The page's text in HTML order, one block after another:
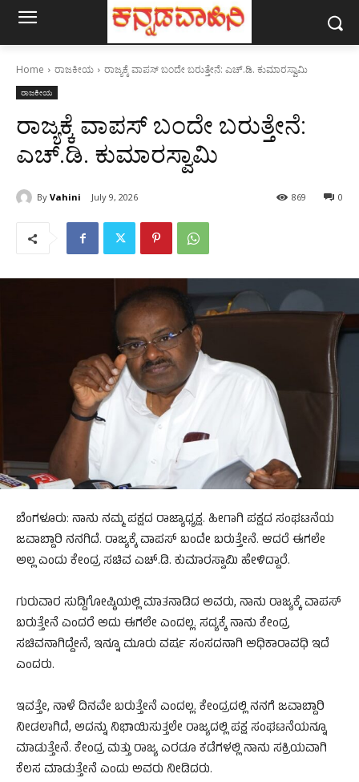
Home ರಾಜಕೀಯ ರಾಜ್ಯಕ್ಕೆ ವಾಪಸ್ ಬಂದೇ ಬರುತ್ತೇನೆ: ಎಚ್.ಡಿ. ಕುಮಾರಸ್ವಾಮಿ
ರಾಜಕೀಯ
ರಾಜ್ಯಕ್ಕೆ ವಾಪಸ್ ಬಂದೇ ಬರುತ್ತೇನೆ:
ಎಚ್.ಡಿ. ಕುಮಾರಸ್ವಾಮಿ
By Vahini July 9, 2026 0
869
ಬೆಂಗಳೂರು: ನಾನು ನಮ್ಮ ಪಕ್ಷದ ರಾಜ್ಯಾಧ್ಯಕ್ಷ. ಹೀಗಾಗಿ ಪಕ್ಷದ ಸಂಘಟನೆಯ
ಜವಾಬ್ದಾರಿ ನನಗಿದೆ. ರಾಜ್ಯಕ್ಕೆ ವಾಪಸ್ ಬಂದೇ ಬರುತ್ತೇನೆ. ಆದರೆ ಈಗಲೇ
ಅಲ್ಲ ಎಂದು ಕೇಂದ್ರ ಸಚಿವ ಎಚ್.ಡಿ. ಕುಮಾರಸ್ವಾಮಿ ಹೇಳಿದ್ದಾರೆ.
ಗುರುವಾರ ಸುದ್ದಿಗೋಷ್ಠಿಯಲ್ಲಿ ಮಾತನಾಡಿದ ಅವರು, ನಾನು ರಾಜ್ಯಕ್ಕೆ ವಾಪಸ್
ಬರುತ್ತೇನೆ ಎಂದರೆ ಅದು ಈಗಲೇ ಎಂದಲ್ಲ. ಸದ್ಯಕ್ಕೆ ನಾನು ಕೇಂದ್ರ
ಸಚಿವನಾಗಿದ್ದೇನೆ, ಇನ್ನೂ ಮೂರು ವರ್ಷ ಸಂಸದನಾಗಿ ಅಧಿಕಾರಾವಧಿ ಇದೆ
ಎಂದರು.
ಇವತ್ತೇ, ನಾಳೆ ದಿನವೇ ಬರುತ್ತೇನೆ ಎಂದಲ್ಲ. ಕೇಂದ್ರದಲ್ಲಿ ನನಗೆ ಜವಾಬ್ದಾರಿ
ನೀಡಲಾಗಿದೆ, ಅದನ್ನು ನಿಭಾಯಿಸುತ್ತಲೇ ರಾಜ್ಯದಲ್ಲಿ ಪಕ್ಷ ಸಂಘಟನೆಯನ್ನೂ
ಮಾಡುತ್ತೇನೆ. ಕೇಂದ್ರ ಮತ್ತು ರಾಜ್ಯ ಎರಡೂ ಕಡೆಗಳಲ್ಲಿ ನಾನು ಸಕ್ರಿಯವಾಗಿ
ಕೆಲಸ ಮಾಡುತ್ತೇನೆ ಎಂದು ಅವರು ನೀಡಿದರು.